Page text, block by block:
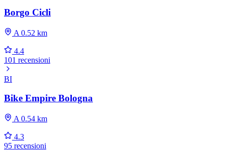
Borgo Cicli
A 0.52 km
4.4
101 recensioni
BI
Bike Empire Bologna
A 0.54 km
4.3
95 recensioni